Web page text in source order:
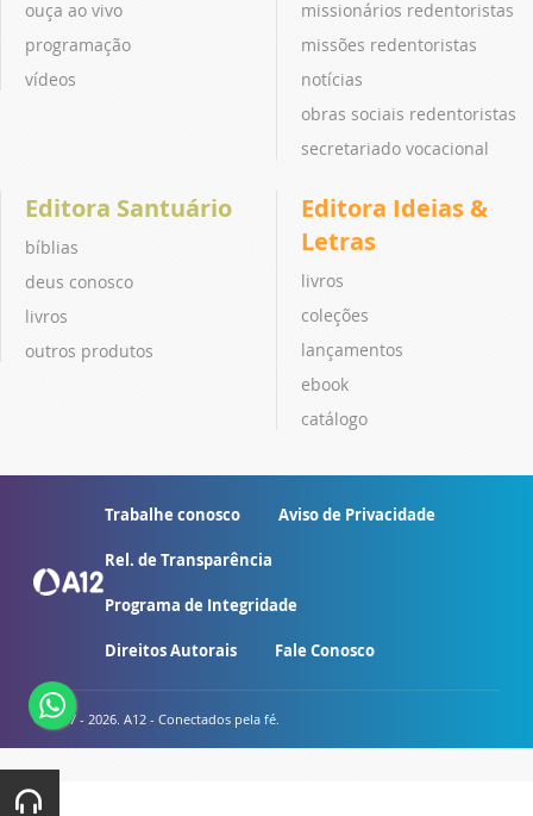
ouça ao vivo
programação
vídeos
missionários redentoristas
missões redentoristas
notícias
obras sociais redentoristas
secretariado vocacional
Editora Santuário
bíblias
deus conosco
livros
outros produtos
Editora Ideias &
Letras
livros
coleções
lançamentos
ebook
catálogo
Trabalhe conosco Aviso de Privacidade
Rel. de Transparência
Programa de Integridade
Direitos Autorais Fale Conosco
© 2007 - 2026. A12 - Conectados pela fé.